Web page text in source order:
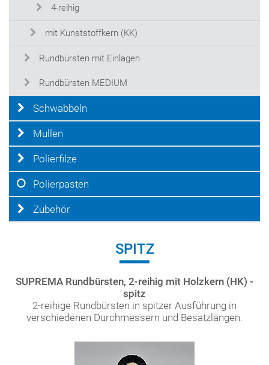
4-reihig
mit Kunststoffkern (KK)
Rundbürsten mit Einlagen
Rundbürsten MEDIUM
Schwabbeln
Mullen
Polierfilze
Polierpasten
Zubehör
SPITZ
SUPREMA Rundbürsten, 2-reihig mit Holzkern (HK) -
spitz
2-reihige Rundbürsten in spitzer Ausführung in
verschiedenen Durchmessern und Besatzlängen.